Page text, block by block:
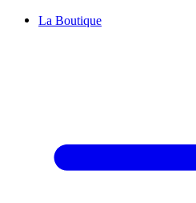
La Boutique